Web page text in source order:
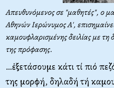
Απευθυνόμενος σε "μαθητές", ο
Αθηνών Ιερώνυμος Α',
καμουφλαρισμένης δειλίας με τη
της πρόφασης.
…ἐξετάσουμε κάτι τί πιό
της μορφή, δηλαδή τή